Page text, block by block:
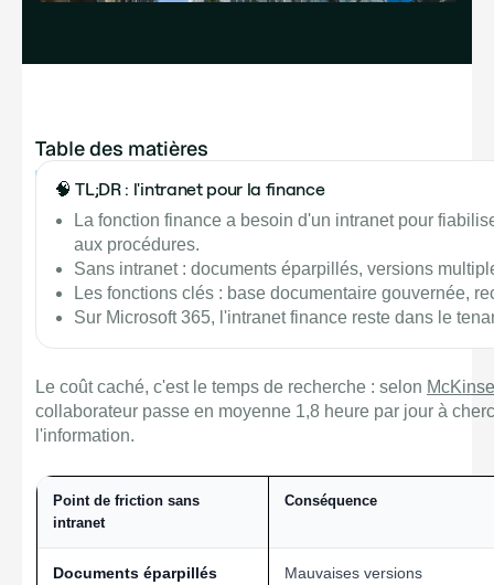
Table des matières
🧠 TL;DR : l'intranet pour la finance
La fonction finance a besoin d'un intranet pour
aux procédures.
Sans intranet : documents éparpillés, versions
Les fonctions clés : base documentaire gouvernée,
Sur Microsoft 365, l'intranet finance reste dans le
Le coût caché, c'est le temps de recherche : selon
collaborateur passe en moyenne 1,8 heure par jour à
l'information.
Point de friction sans
intranet
Conséquence
Documents éparpillés
Mauvaises versions